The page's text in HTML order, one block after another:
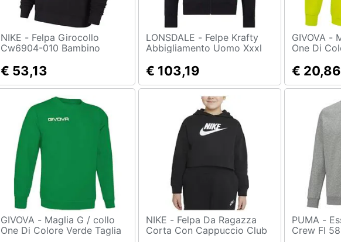
NIKE - Felpa Girocollo
Cw6904-010 Bambino
€ 53,13
LONSDALE - Felpe Krafty
Abbigliamento Uomo Xxxl
€ 103,19
GIVOVA - Maglia G / collo
One Di
€ 20,86
GIVOVA - Maglia G / collo
One Di Colore Verde Taglia
NIKE - Felpa Da Ragazza
Corta Con Cappuccio Club
PUMA - Ess Small Logo
Crew Fl